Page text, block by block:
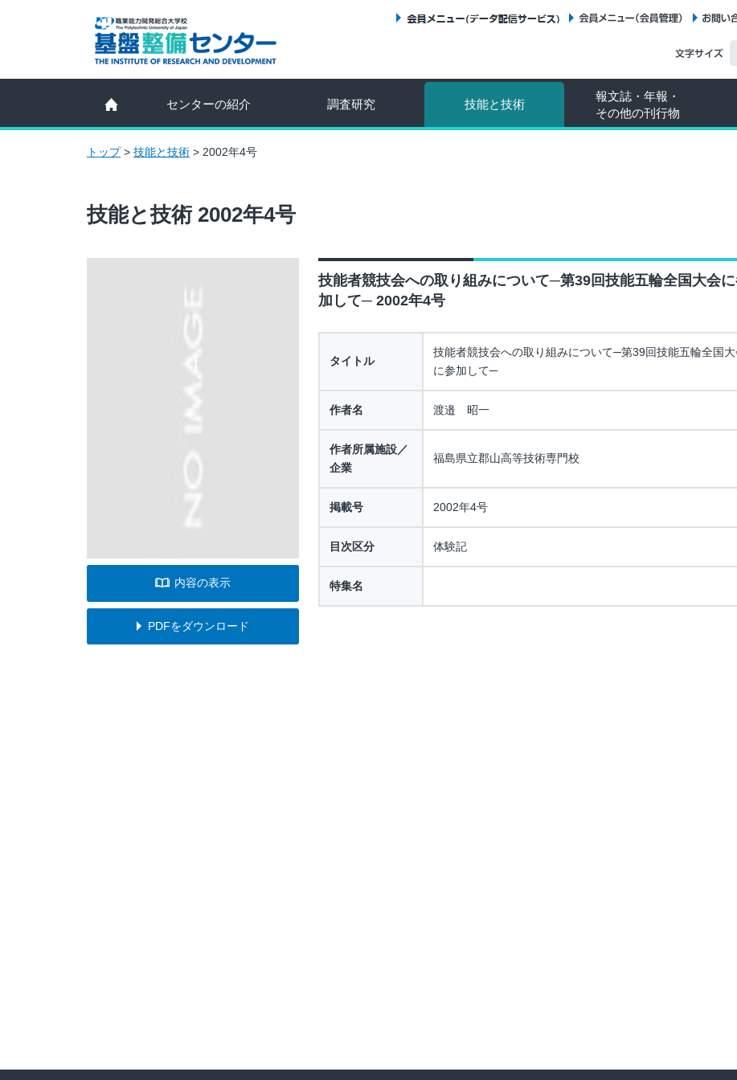
センターの紹介 調査研究 技能と技術
報文誌・年報・
その他の刊行物
トップ> 技能と技術 > 2002年4号
技能と技術 2002年4号
内容の表示
PDFをダウンロード
技能者競技会への取り組みについて─第39回技能五輪全国大会
加して─ 2002年4号
タイトル
技能者競技会への取り組みについて─第39回技能五輪全国大
に参加して─
作者名 渡邉 昭一
作者所属施設／
企業
福島県立郡山高等技術専門校
掲載号 2002年4号
目次区分 体験記
特集名